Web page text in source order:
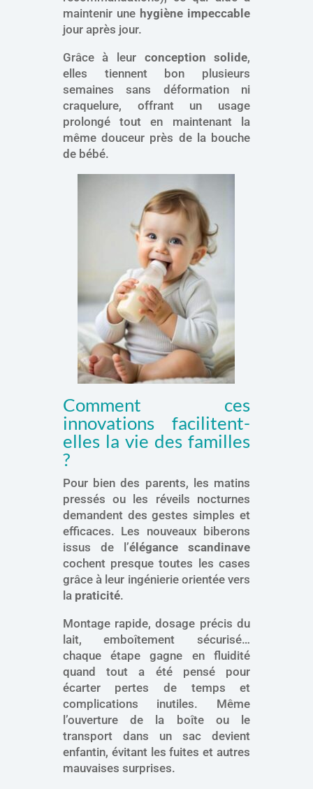
maintenir une hygiène impeccable
jour après jour.
Grâce à leur conception solide,
elles tiennent bon plusieurs
semaines sans déformation ni
craquelure, offrant un usage
prolongé tout en maintenant la
même douceur près de la bouche
de bébé.
Comment ces
innovations facilitent-
elles la vie des familles
?
Pour bien des parents, les matins
pressés ou les réveils nocturnes
demandent des gestes simples et
efficaces. Les nouveaux biberons
issus de l’élégance scandinave
cochent presque toutes les cases
grâce à leur ingénierie orientée vers
la praticité.
Montage rapide, dosage précis du
lait, emboîtement sécurisé…
chaque étape gagne en fluidité
quand tout a été pensé pour
écarter pertes de temps et
complications inutiles. Même
l’ouverture de la boîte ou le
transport dans un sac devient
enfantin, évitant les fuites et autres
mauvaises surprises.